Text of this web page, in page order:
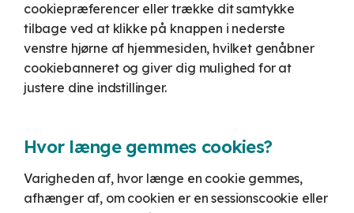
cookiepræferencer eller trække dit samtykke
tilbage ved at klikke på knappen i nederste
venstre hjørne af hjemmesiden, hvilket genåbner
cookiebanneret og giver dig mulighed for at
justere dine indstillinger.
Hvor længe gemmes cookies?
Varigheden af, hvor længe en cookie gemmes,
afhænger af, om cookien er en sessionscookie eller